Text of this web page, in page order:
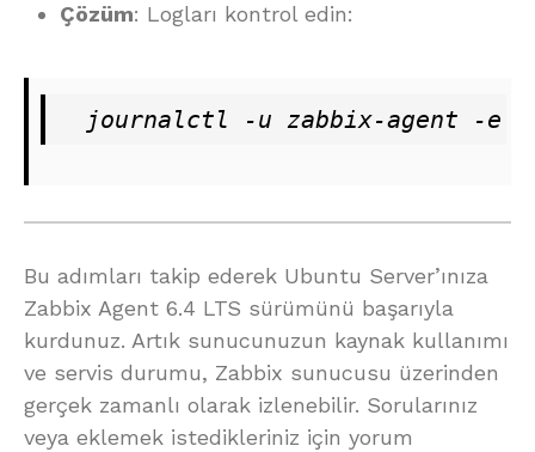
Çözüm: Logları kontrol edin:
  journalctl -u zabbix-agent -e
Bu adımları takip ederek Ubuntu Server’ınıza
Zabbix Agent 6.4 LTS sürümünü başarıyla
kurdunuz. Artık sunucunuzun kaynak kullanımı
ve servis durumu, Zabbix sunucusu üzerinden
gerçek zamanlı olarak izlenebilir. Sorularınız
veya eklemek istedikleriniz için yorum